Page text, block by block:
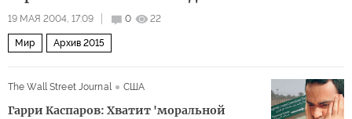
19 МАЯ 2004, 17:09 0 22
Мир Архив 2015
The Wall Street Journal США
Гарри Каспаров: Хватит 'моральной